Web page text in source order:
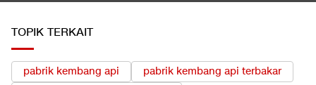
TOPIK TERKAIT
pabrik kembang api
pabrik kembang api terbakar